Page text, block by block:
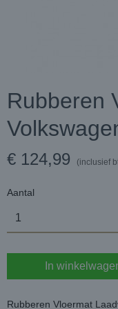
Rubberen
€ 124,99 (inclusief
Aantal
In
Rubberen Vloermat